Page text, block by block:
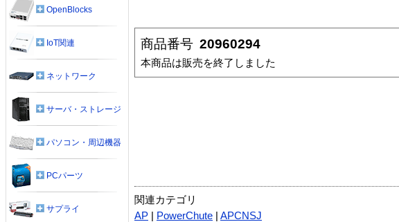
商品番号 20960294
本商品は販売を終了しました
関連カテゴリ
AP
PowerChute APCNSJ
OpenBlocks
IoT関連
ネットワーク
サーバ・ストレージ
パソコン・周辺機器
PCパーツ
サプライ